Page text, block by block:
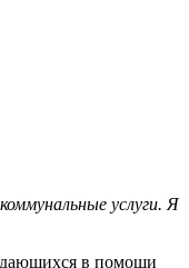
услуги. Я
в помощи